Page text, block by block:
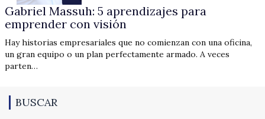
Gabriel Massuh: 5 aprendizajes para
emprender con visión
Hay historias empresariales que no comienzan con una oficina,
un gran equipo o un plan perfectamente armado. A veces
parten…
BUSCAR